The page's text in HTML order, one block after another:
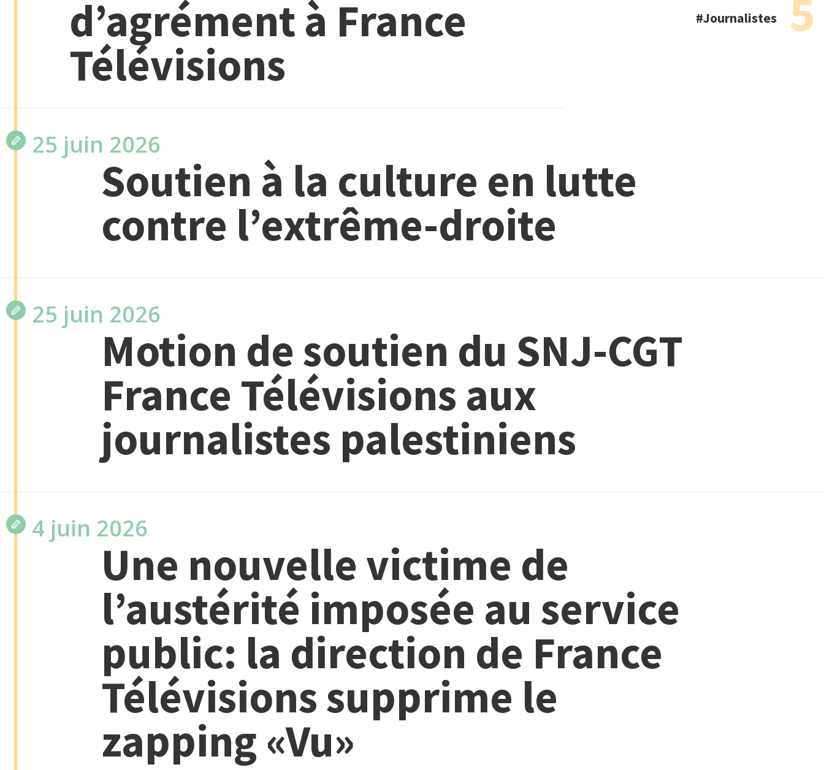
Journalistes
d’agrément à France
Télévisions
25 juin 2026
Soutien à la culture en lutte
contre l’extrême-droite
25 juin 2026
Motion de soutien du SNJ-CGT
France Télévisions aux
journalistes palestiniens
4 juin 2026
Une nouvelle victime de
l’austérité imposée au service
public: la direction de France
Télévisions supprime le
zapping «Vu»